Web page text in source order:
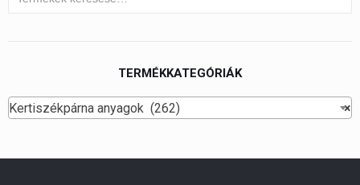
TERMÉKKATEGÓRIÁK
×
Kertiszékpárna anyagok (262)